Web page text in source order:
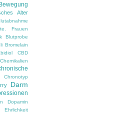
Alter
Frauen
Blutprobe
Bromelain
CBD
Chemikalien
Chronotyp
Darm
Dopamin
Ehrlichkeit